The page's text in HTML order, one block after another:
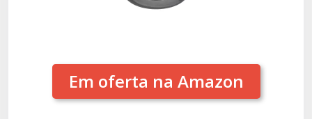
Em oferta na Amazon